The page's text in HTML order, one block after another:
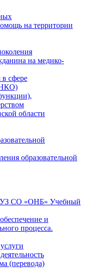
на территории
на медико-
в сфере
НКО)
области
образовательной
СО «ОНБ» Учебный
и
процесса.
(перевода)